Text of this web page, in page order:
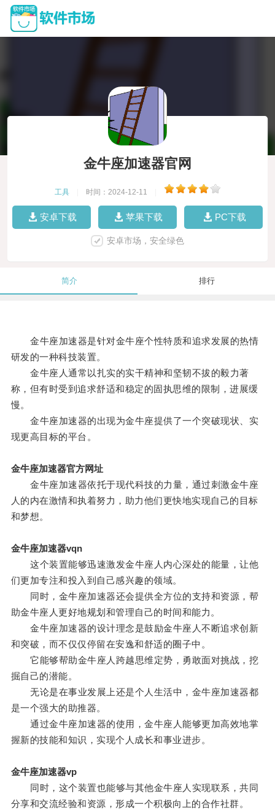
金牛座加速器官网
工具 时间：2024-12-11
安卓下载 苹果下载 PC下载
安卓市场，安全绿色
简介 排行
金牛座加速器是针对金牛座个性特质和追求发展的热情
研发的一种科技装置。
金牛座人通常以扎实的实干精神和坚韧不拔的毅力著
称，但有时受到追求舒适和稳定的固执思维的限制，进展缓
慢。
金牛座加速器的出现为金牛座提供了一个突破现状、实
现更高目标的平台。
金牛座加速器官方网址
金牛座加速器依托于现代科技的力量，通过刺激金牛座
人的内在激情和执着努力，助力他们更快地实现自己的目标
和梦想。
金牛座加速器vqn
这个装置能够迅速激发金牛座人内心深处的能量，让他
们更加专注和投入到自己感兴趣的领域。
同时，金牛座加速器还会提供全方位的支持和资源，帮
助金牛座人更好地规划和管理自己的时间和能力。
金牛座加速器的设计理念是鼓励金牛座人不断追求创新
和突破，而不仅仅停留在安逸和舒适的圈子中。
它能够帮助金牛座人跨越思维定势，勇敢面对挑战，挖
掘自己的潜能。
无论是在事业发展上还是个人生活中，金牛座加速器都
是一个强大的助推器。
通过金牛座加速器的使用，金牛座人能够更加高效地掌
握新的技能和知识，实现个人成长和事业进步。
金牛座加速器vp
同时，这个装置也能够与其他金牛座人实现联系，共同
分享和交流经验和资源，形成一个积极向上的合作社群。